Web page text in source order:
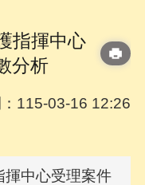
指揮中心
分析
115-03-16 12:26
揮中心受理案件